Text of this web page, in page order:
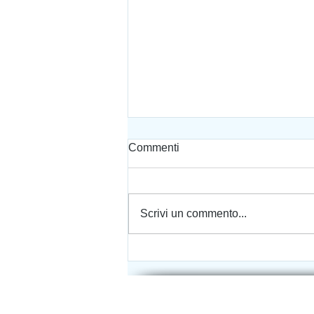
I 5 linguaggi dell'amore
Commenti
Scrivi un commento...